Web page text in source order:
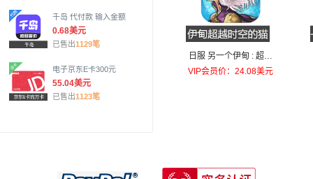
千岛 代付款 输入金额
0.68美元
已售出1129笔
电子京东E卡300元
55.04美元
已售出1123笔
日服 另一个伊甸 : 超越
时空的猫 AnotherEden
VIP会员价：24.08美元